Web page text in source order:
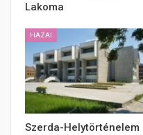
Lakoma
HAZAI
Szerda-Helytörténelem